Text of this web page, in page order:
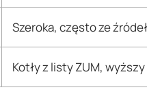
Szeroka, często ze
Kotły z listy ZUM,